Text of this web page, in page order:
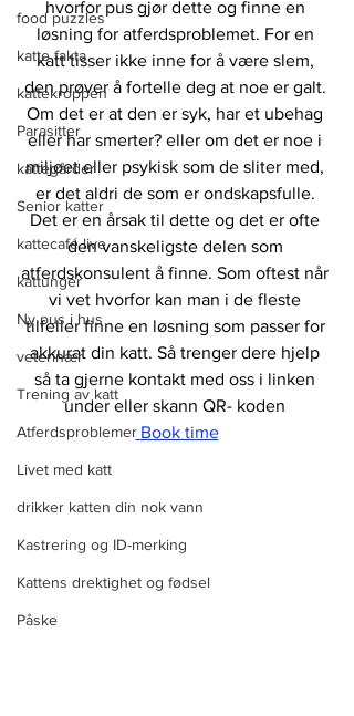
food puzzles
katte fakta
kattekroppen
Parasitter
kattegårder
Senior katter
kattecafé live
kattunger
Ny pus i hus
veterinær
Trening av katt
Atferdsproblemer
Livet med katt
drikker katten din nok vann
Kastrering og ID-merking
Kattens drektighet og fødsel
Påske
hvorfor pus gjør dette og finne en
løsning for atferdsproblemet. For en
katt tisser ikke inne for å være slem,
den prøver å fortelle deg at noe er galt.
Om det er at den er syk, har et ubehag
eller har smerter? eller om det er noe i
miljøet eller psykisk som de sliter med,
er det aldri de som er ondskapsfulle.
Det er en årsak til dette og det er ofte
den vanskeligste delen som
atferdskonsulent å finne. Som oftest når
vi vet hvorfor kan man i de fleste
tilfeller finne en løsning som passer for
akkurat din katt. Så trenger dere hjelp
så ta gjerne kontakt med oss i linken
under eller skann QR- koden
Book time